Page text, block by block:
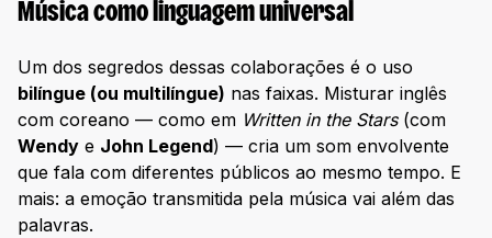
Música como linguagem universal
Um dos segredos dessas colaborações é o uso
bilíngue (ou multilíngue) nas faixas. Misturar inglês
com coreano — como em Written in the Stars(com
Wendy e John Legend) — cria um som envolvente
que fala com diferentes públicos ao mesmo tempo. E
mais: a emoção transmitida pela música vai além das
palavras.